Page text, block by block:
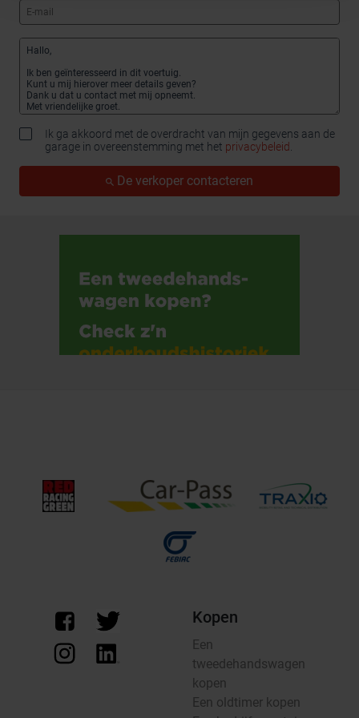
Ik ga akkoord met de overdracht van mijn gegevens aan de
garage in overeenstemming met het privacybeleid.
De verkoper contacteren
Kopen
Een
tweedehandswagen
kopen
Een oldtimer kopen